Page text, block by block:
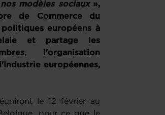
modèles sociaux»,
de Commerce du
politiques européens à
et partage les
l'organisation
européennes,
le 12 février au